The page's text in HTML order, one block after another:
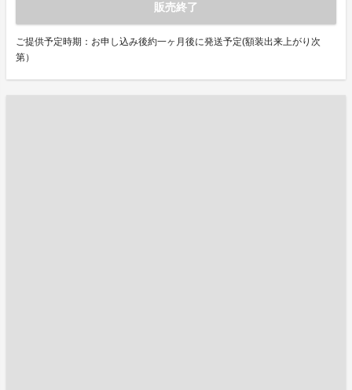
販売終了
ご提供予定時期：お申し込み後約一ヶ月後に発送予定(額装出来上がり次
第）